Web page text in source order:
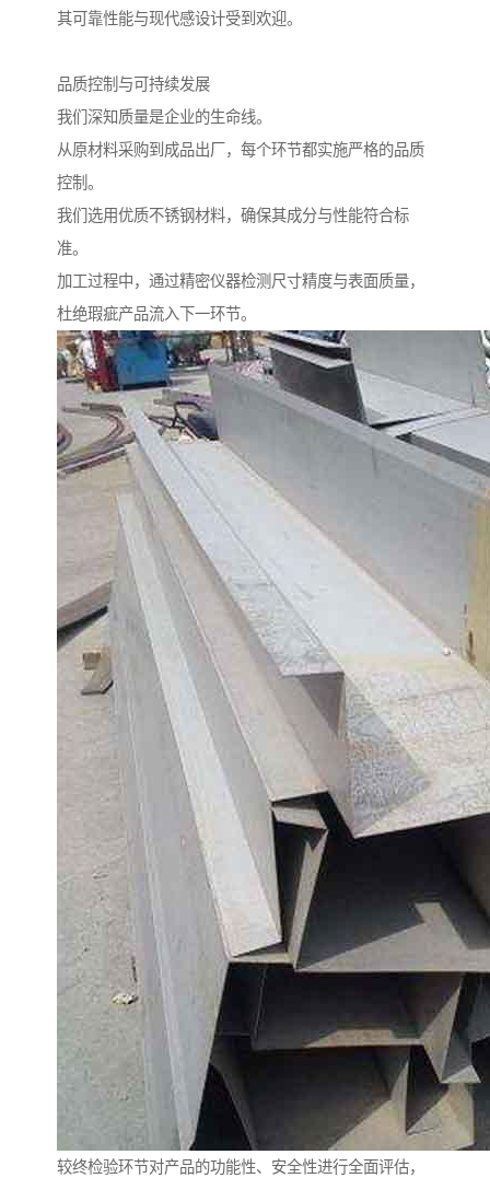
其可靠性能与现代感设计受到欢迎。
品质控制与可持续发展
我们深知质量是企业的生命线。
从原材料采购到成品出厂，每个环节都实施严格的品质
控制。
我们选用优质不锈钢材料，确保其成分与性能符合标
准。
加工过程中，通过精密仪器检测尺寸精度与表面质量，
杜绝瑕疵产品流入下一环节。
较终检验环节对产品的功能性、安全性进行全面评估，